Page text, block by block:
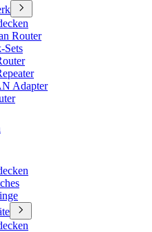
Router
Sets
Adapter